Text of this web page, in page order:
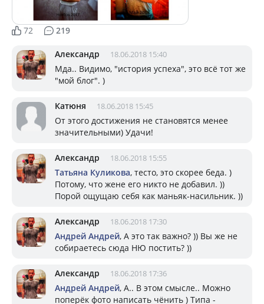
72 219
Александр 18.06.2018 15:40
Мда.. Видимо, "история успеха", это всё тот же
"мой блог". )
Катюня 18.06.2018 15:45
От этого достижения не становятся менее
значительными) Удачи!
Александр 18.06.2018 15:55
Татьяна Куликова, тесто, это скорее беда. )
Потому, что жене его никто не добавил. ))
Порой ощущаю себя как маньяк-насильник. ))
Александр 18.06.2018 17:30
Андрей Андрей, А это так важно? )) Вы же не
собираетесь сюда НЮ постить? ))
Александр 18.06.2018 17:36
Андрей Андрей, А.. В этом смысле.. Можно
поперёк фото написать чёнить ) Типа -